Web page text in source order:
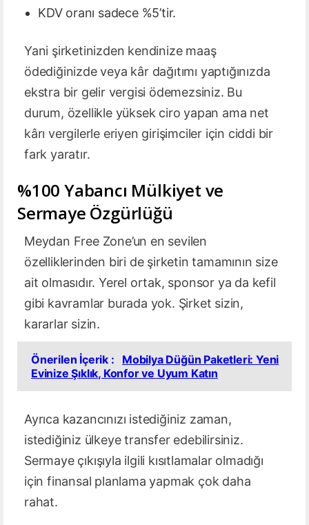
KDV oranı sadece %5’tir.
Yani şirketinizden kendinize maaş
ödediğinizde veya kâr dağıtımı yaptığınızda
ekstra bir gelir vergisi ödemezsiniz. Bu
durum, özellikle yüksek ciro yapan ama net
kârı vergilerle eriyen girişimciler için ciddi bir
fark yaratır.
%100 Yabancı Mülkiyet ve
Sermaye Özgürlüğü
Meydan Free Zone’un en sevilen
özelliklerinden biri de şirketin tamamının size
ait olmasıdır. Yerel ortak, sponsor ya da kefil
gibi kavramlar burada yok. Şirket sizin,
kararlar sizin.
Önerilen İçerik :
Mobilya Düğün Paketleri: Yeni
Evinize Şıklık, Konfor ve Uyum Katın
Ayrıca kazancınızı istediğiniz zaman,
istediğiniz ülkeye transfer edebilirsiniz.
Sermaye çıkışıyla ilgili kısıtlamalar olmadığı
için finansal planlama yapmak çok daha
rahat.